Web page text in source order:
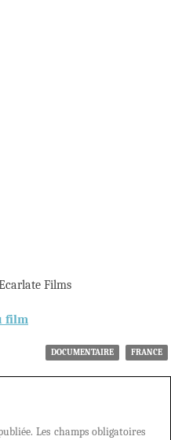
Films
film
DOCUMENTAIRE FRANCE
Les champs obligatoires